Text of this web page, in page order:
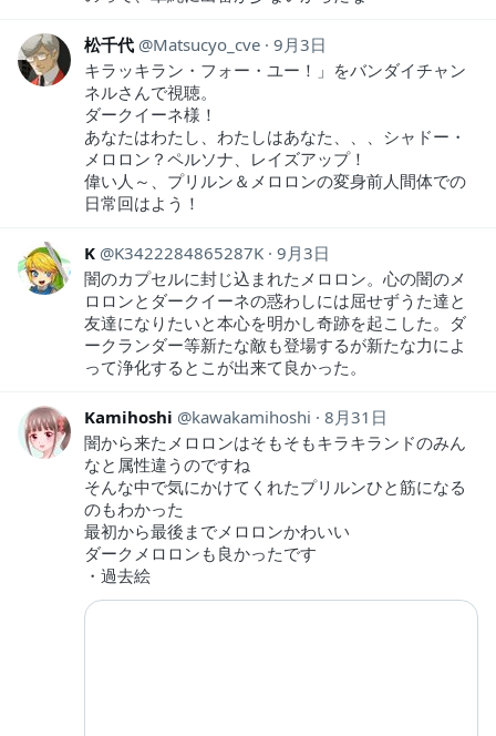
松千代 Matsucyo_cve 9月3日
キラッキラン・フォー・ユー！」をバンダイチャン
ネルさんで視聴。
ダークイーネ様！
あなたはわたし、わたしはあなた、、、シャドー・
メロロン？ペルソナ、レイズアップ！
偉い人～、プリルン＆メロロンの変身前人間体での
日常回はよう！
K K3422284865287K 9月3日
闇のカプセルに封じ込まれたメロロン。心の闇のメ
ロロンとダークイーネの惑わしには屈せずうた達と
友達になりたいと本心を明かし奇跡を起こした。ダ
ークランダー等新たな敵も登場するが新たな力によ
って浄化するとこが出来て良かった。
Kamihoshi kawakamihoshi
8月31日
闇から来たメロロンはそもそもキラキランドのみん
なと属性違うのですね
そんな中で気にかけてくれたプリルンひと筋になる
のもわかった
最初から最後までメロロンかわいい
ダークメロロンも良かったです
・過去絵